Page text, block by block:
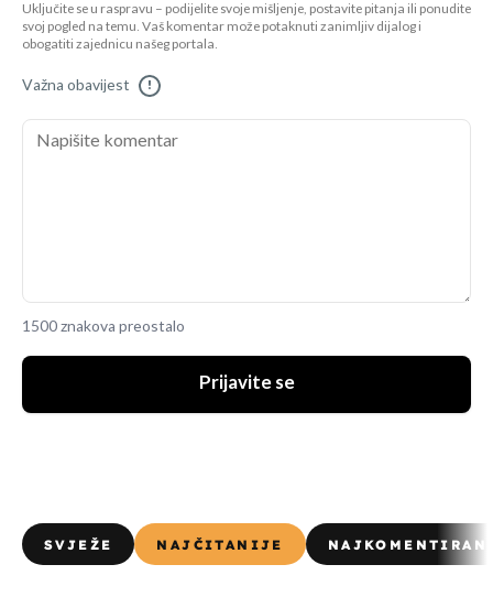
Uključite se u raspravu – podijelite svoje mišljenje, postavite pitanja ili ponudite
svoj pogled na temu. Vaš komentar može potaknuti zanimljiv dijalog i
obogatiti zajednicu našeg portala.
Važna obavijest !
1500 znakova preostalo
Prijavite se
SVJEŽE NAJČITANIJE